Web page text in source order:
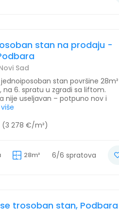
stan na prodaju -
Sad
stan površine 28m²
na 6. spratu u zgradi sa liftom.
nije useljavan – potpuno nov i
više
(3 278 €/m²)
28m² 6/6 spratova
trosoban stan, Podbara